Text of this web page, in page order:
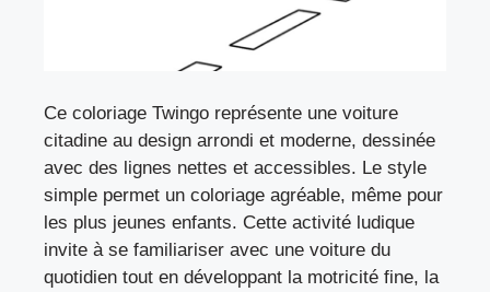
Ce coloriage Twingo représente une voiture
citadine au design arrondi et moderne, dessinée
avec des lignes nettes et accessibles. Le style
simple permet un coloriage agréable, même pour
les plus jeunes enfants. Cette activité ludique
invite à se familiariser avec une voiture du
quotidien tout en développant la motricité fine, la